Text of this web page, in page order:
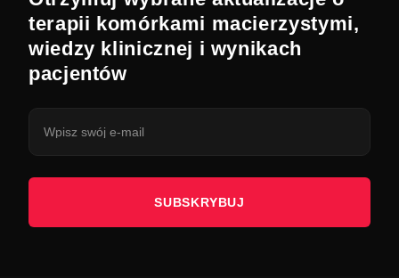
terapii komórkami macierzystymi,
wiedzy klinicznej i wynikach
pacjentów
SUBSKRYBUJ